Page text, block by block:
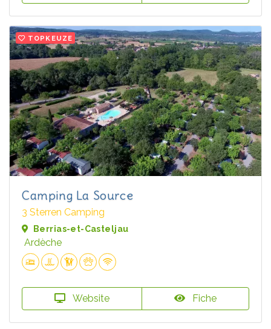
TOPKEUZE
Camping La Source
3 Sterren Camping
Berrias-et-Casteljau
Ardèche
Website Fiche